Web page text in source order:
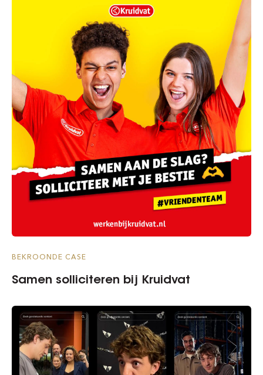
BEKROONDE CASE
Samen solliciteren bij Kruidvat